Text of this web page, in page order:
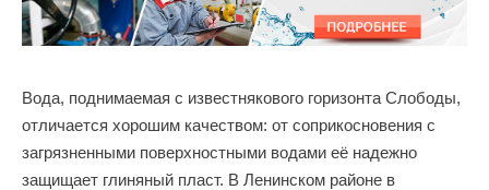
Вода, поднимаемая с известнякового горизонта Слободы,
отличается хорошим качеством: от соприкосновения с
загрязненными поверхностными водами её надежно
защищает глиняный пласт. В Ленинском районе в